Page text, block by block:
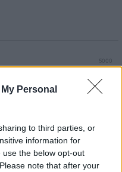
Personal
to third parties, or
information for
the below opt-out
note that after your
5000